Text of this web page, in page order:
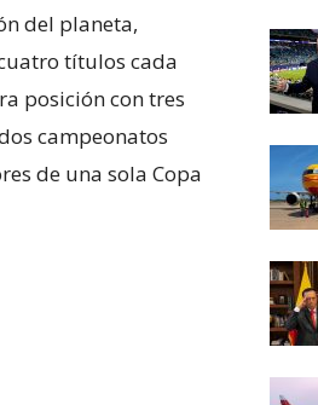
del planeta,
títulos cada
posición con tres
campeonatos
de una sola Copa